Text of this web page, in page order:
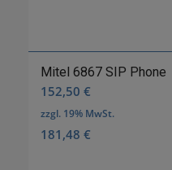
Mitel 6867 SIP Phone
152,50 €
zzgl. 19% MwSt.
181,48 €